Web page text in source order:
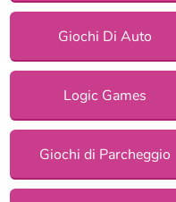
Giochi Di Auto
Logic Games
Giochi di Parcheggio